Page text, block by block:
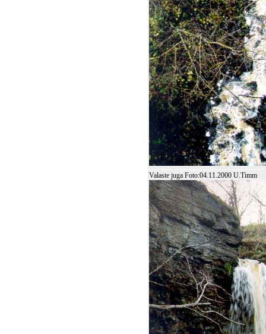
Valaste juga Foto:04.11.2000 U.Timm